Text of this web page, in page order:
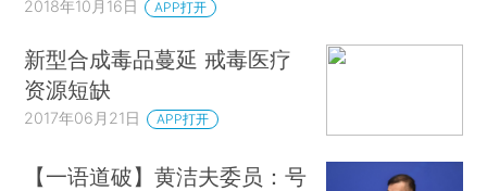
2018年10月16日 APP打开
新型合成毒品蔓延 戒毒医疗
资源短缺
2017年06月21日 APP打开
【一语道破】黄洁夫委员：号